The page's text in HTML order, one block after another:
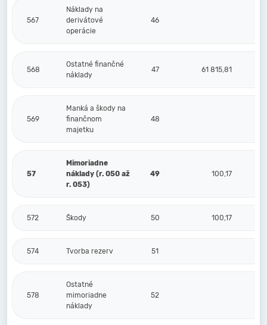
567
Náklady na
derivátové
operácie
46
568
Ostatné finančné
náklady
47 61 815,81
569
Manká a škody na
finančnom
majetku
48
57
Mimoriadne
náklady (r. 050 až
r. 053)
49 100,17
572 Škody 50 100,17
574 Tvorba rezerv 51
578
Ostatné
mimoriadne
náklady
52